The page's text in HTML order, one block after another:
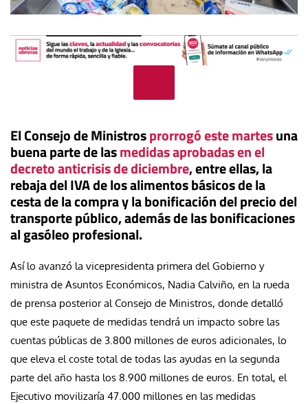
El Consejo de Ministrosprorrogó este martesuna
buena parte de lasmedidas aprobadas en el
decreto anticrisis de diciembre, entre ellas, la
rebaja del IVA de los alimentos básicos de la
cesta de la compra y la bonificación del precio del
transporte público, además de las bonificaciones
al gasóleo profesional.
Así lo avanzó la vicepresidenta primera del Gobierno y
ministra de Asuntos Económicos, Nadia Calviño, en la rueda
de prensa posterior al Consejo de Ministros, donde detalló
que este paquete de medidas tendrá un impacto sobre las
cuentas públicas de 3.800 millones de euros adicionales, lo
que eleva el coste total de todas las ayudas en la segunda
parte del año hasta los 8.900 millones de euros. En total, el
Ejecutivo movilizaría 47.000 millones en las medidas